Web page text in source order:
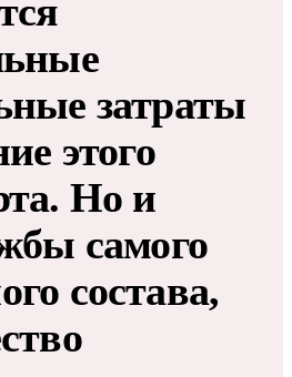
затраты
этого
Но и
самого
состава,